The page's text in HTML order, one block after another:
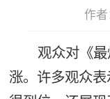
作
观众对《
涨。许多观众